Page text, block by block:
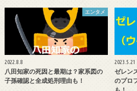
エンタメ
2022.8.8
八田知家の死因と最期は？家系図の
子孫確認と全成処刑理由も！
2023.5.21
ゼレン
のプロ